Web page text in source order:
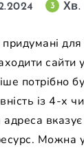
3 Хв.
сайти
потрібно
із 4-х
Можна